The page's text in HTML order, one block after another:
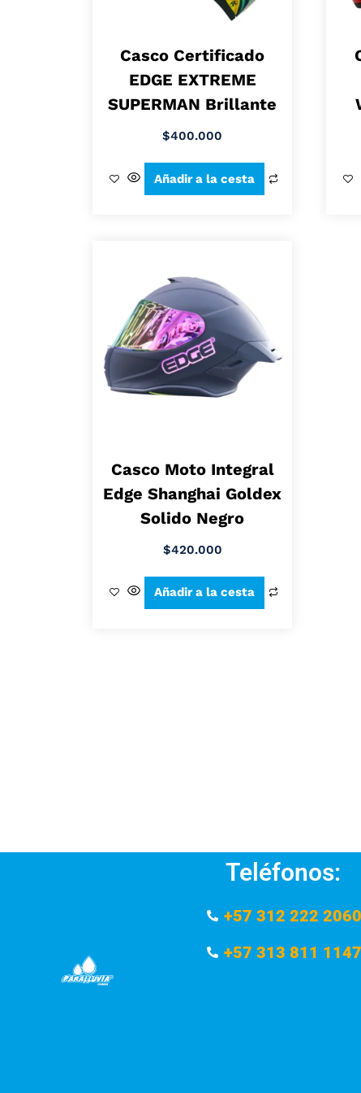
Casco Certificado
EDGE EXTREME
SUPERMAN Brillante
$400.000
Añadir a la cesta
Casco Moto Integral
Edge Shanghai Goldex
Solido Negro
$420.000
Añadir a la cesta
Teléfonos:
+57 312 222 2060
+57 313 811 1147